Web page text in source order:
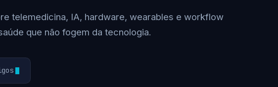
telemedicina, IA, hardware, wearables e workflow
que não fogem da tecnologia.